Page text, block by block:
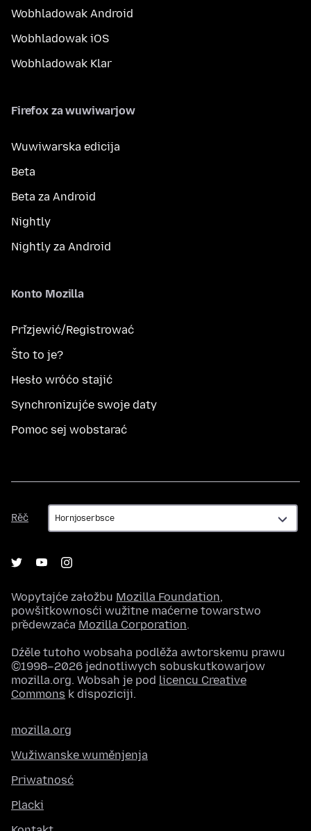
Wobhladowak Android
Wobhladowak iOS
Wobhladowak Klar
Firefox za wuwiwarjow
Wuwiwarska edicija
Beta
Beta za Android
Nightly
Nightly za Android
Konto Mozilla
Přizjewić/Registrować
Što to je?
Hesło wróćo stajić
Synchronizujće swoje daty
Pomoc sej wobstarać
Rěč
Rěč
Wopytajće załožbu Mozilla Foundation,
powšitkownosći wužitne maćerne towarstwo
předewzaća Mozilla Corporation.
Dźěle tutoho wobsaha podlěža awtorskemu prawu
©1998–2026 jednotliwych sobuskutkowarjow
mozilla.org. Wobsah je pod licencu Creative
Commons k dispoziciji.
mozilla.org
Wužiwanske wuměnjenja
Priwatnosć
Placki